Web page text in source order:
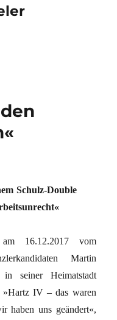
Schulz-Double
16.12.2017 vom
Martin
seiner Heimatstadt
»Hartz IV – das waren
haben uns geändert«,